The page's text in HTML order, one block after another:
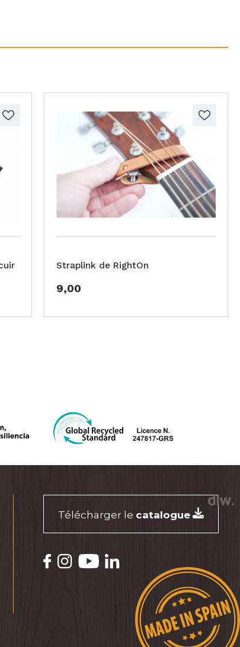
Straplink de RightOn
9,00
Télécharger le catalogue